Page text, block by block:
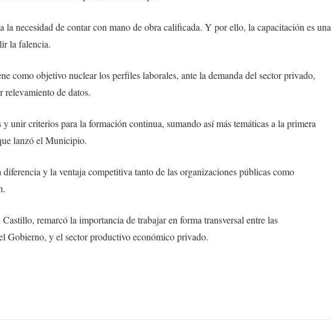
la necesidad de contar con mano de obra calificada. Y por ello, la capacitación es una
la falencia.
como objetivo nuclear los perfiles laborales, ante la demanda del sector privado,
relevamiento de datos.
unir criterios para la formación continua, sumando así más temáticas a la primera
lanzó el Municipio.
diferencia y la ventaja competitiva tanto de las organizaciones públicas como
remarcó la importancia de trabajar en forma transversal entre las
Gobierno, y el sector productivo económico privado.